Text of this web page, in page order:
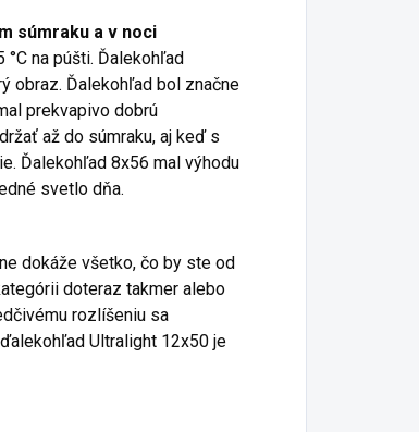
súmraku a v noci
na púšti. Ďalekohľad
obraz. Ďalekohľad bol značne
prekvapivo dobrú
až do súmraku, aj keď s
Ďalekohľad 8x56 mal výhodu
svetlo dňa.
dokáže všetko, čo by ste od
doteraz takmer alebo
rozlíšeniu sa
Ultralight 12x50 je